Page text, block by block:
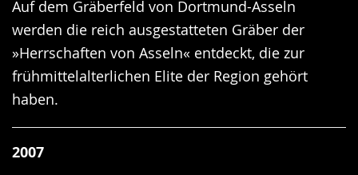
Auf dem Gräberfeld von Dortmund-Asseln
werden die reich ausgestatteten Gräber der
»Herrschaften von Asseln« entdeckt, die zur
frühmittelalterlichen Elite der Region gehört
haben.
2007